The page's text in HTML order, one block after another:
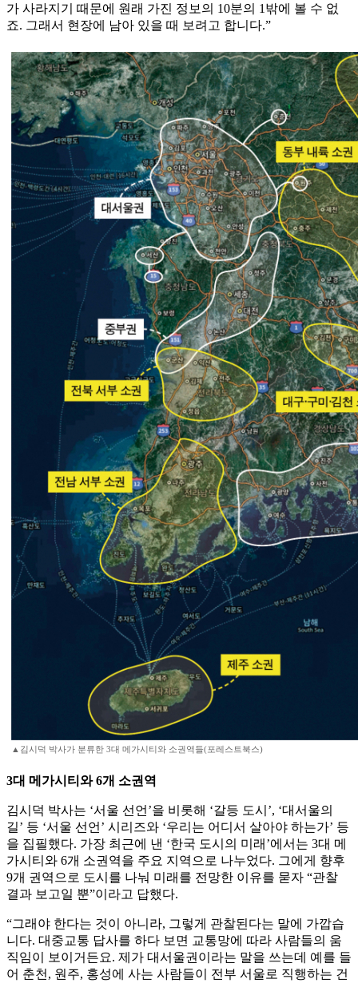
가 사라지기 때문에 원래 가진 정보의 10분의 1밖에 볼 수 없
죠. 그래서 현장에 남아 있을 때 보려고 합니다.”
▲김시덕 박사가 분류한 3대 메가시티와 소권역들(포레스트북스)
3대 메가시티와 6개 소권역
김시덕 박사는 ‘서울 선언’을 비롯해 ‘갈등 도시’, ‘대서울의
길’ 등 ‘서울 선언’ 시리즈와 ‘우리는 어디서 살아야 하는가’ 등
을 집필했다. 가장 최근에 낸 ‘한국 도시의 미래’에서는 3대 메
가시티와 6개 소권역을 주요 지역으로 나누었다. 그에게 향후
9개 권역으로 도시를 나눠 미래를 전망한 이유를 묻자 “관찰
결과 보고일 뿐”이라고 답했다.
“그래야 한다는 것이 아니라, 그렇게 관찰된다는 말에 가깝습
니다. 대중교통 답사를 하다 보면 교통망에 따라 사람들의 움
직임이 보이거든요. 제가 대서울권이라는 말을 쓰는데 예를 들
어 춘천, 원주, 홍성에 사는 사람들이 전부 서울로 직행하는 건